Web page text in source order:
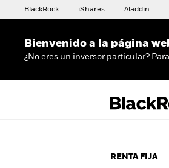
BlackRock iShares Aladdin
Bienvenido a la página
¿No eres un inversor particular?
RENTA FIJA